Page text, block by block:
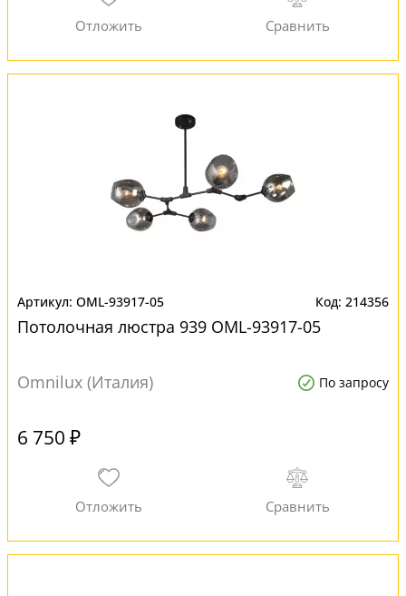
OML-93917-05 214356
Потолочная люстра 939 OML-93917-05
Omnilux (Италия) По запросу
6 750 ₽